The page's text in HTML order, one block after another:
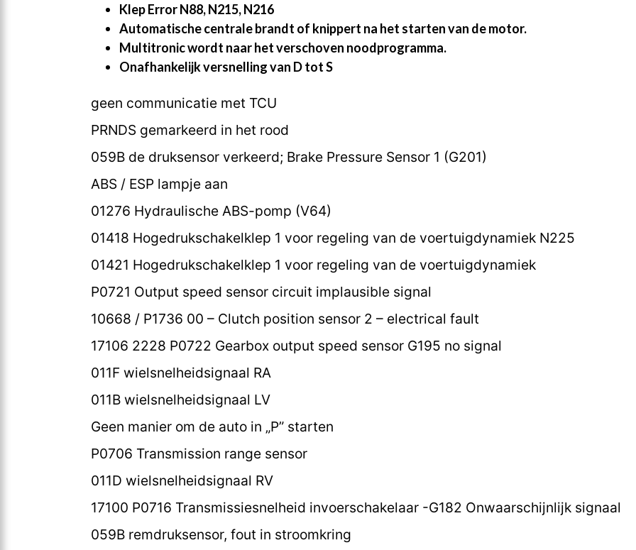
Klep Error N88, N215, N216
Automatische centrale brandt of knippert na het starten van de motor.
Multitronic wordt naar het verschoven noodprogramma.
Onafhankelijk versnelling van D tot S
geen communicatie met TCU
PRNDS gemarkeerd in het rood
059B de druksensor verkeerd; Brake Pressure Sensor 1 (G201)
ABS / ESP lampje aan
01276 Hydraulische ABS-pomp (V64)
01418 Hogedrukschakelklep 1 voor regeling van de voertuigdynamiek N225
01421 Hogedrukschakelklep 1 voor regeling van de voertuigdynamiek
P0721 Output speed sensor circuit implausible signal
10668 / P1736 00 – Clutch position sensor 2 – electrical fault
17106 2228 P0722 Gearbox output speed sensor G195 no signal
011F wielsnelheidsignaal RA
011B wielsnelheidsignaal LV
Geen manier om de auto in „P” starten
P0706 Transmission range sensor
011D wielsnelheidsignaal RV
17100 P0716 Transmissiesnelheid invoerschakelaar -G182 Onwaarschijnlijk signaal
059B remdruksensor, fout in stroomkring